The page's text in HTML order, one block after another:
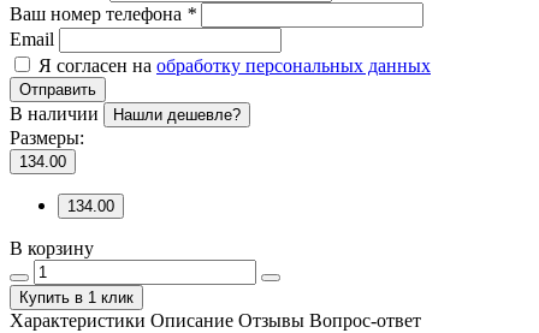
Ваш номер телефона *
Email
Я согласен на обработку персональных данных
Отправить
В наличии Нашли дешевле?
Размеры:
134.00
134.00
В корзину
Купить в 1 клик
Характеристики Описание Отзывы Вопрос-ответ